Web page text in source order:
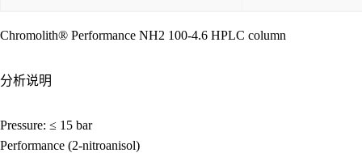
Chromolith® Performance NH2 100-4.6 HPLC column
分析说明
Pressure: ≤ 15 bar
Performance (2-nitroanisol)